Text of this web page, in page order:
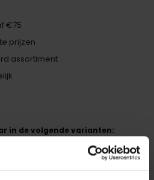
€75
prijzen
assortiment
in de volgende varianten:
product ?